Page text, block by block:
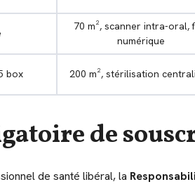
70 m², scanner intra-oral,
numérique
box 200 m², stérilisation
de
de santé libéral, la